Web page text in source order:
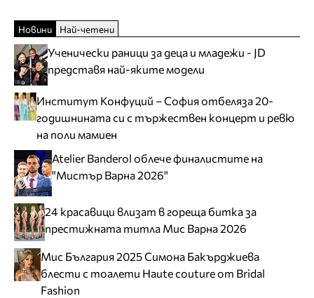
Новини Най-четени
Ученически раници за деца и младежи - JD
представя най-яките модели
Институт Конфуций – София отбеляза 20-
годишнината си с тържествен концерт и ревю
на поли мамиен
Atelier Banderol облече финалистите на
"Мистър Варна 2026"
24 красавици влизат в гореща битка за
престижната титла Мис Варна 2026
Мис България 2025 Симона Бакърджиева
блести с тоалети Haute couture от Bridal
Fashion